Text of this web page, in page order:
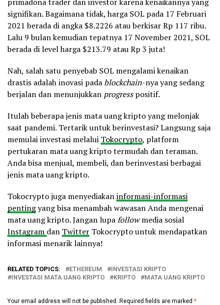
signifikan. Bagaimana tidak, harga SOL pada 17 Februari
2021 berada di angka $8.2226 atau berkisar Rp 117 ribu.
Lalu 9 bulan kemudian tepatnya 17 November 2021, SOL
berada di level harga $213.79 atau Rp 3 juta!
Nah, salah satu penyebab SOL mengalami kenaikan
drastis adalah inovasi pada blockchain-nya yang sedang
berjalan dan menunjukkan progresspositif.
Itulah beberapa jenis mata uang kripto yang melonjak
saat pandemi. Tertarik untuk berinvestasi? Langsung saja
memulai investasi melalui Tokocrypto, platform
pertukaran mata uang kripto termudah dan teraman.
Anda bisa menjual, membeli, dan berinvestasi berbagai
jenis mata uang kripto.
Tokocrypto juga menyediakaninformasi-informasi
pentingyang bisa menambah wawasan Anda mengenai
mata uang kripto. Jangan lupafollowmedia sosial
Instagram dan Twitter Tokocrypto untuk mendapatkan
informasi menarik lainnya!
RELATED TOPICS: ETHEREUM
INVESTASI KRIPTO
INVESTASI MATA UANG KRIPTO
KRIPTO MATA UANG KRIPTO
Your email address will not be published. Required fields are marked *